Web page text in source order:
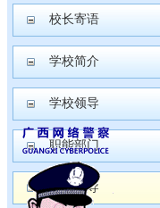
校长寄语
学校简介
学校领导
职能部门
专题报导